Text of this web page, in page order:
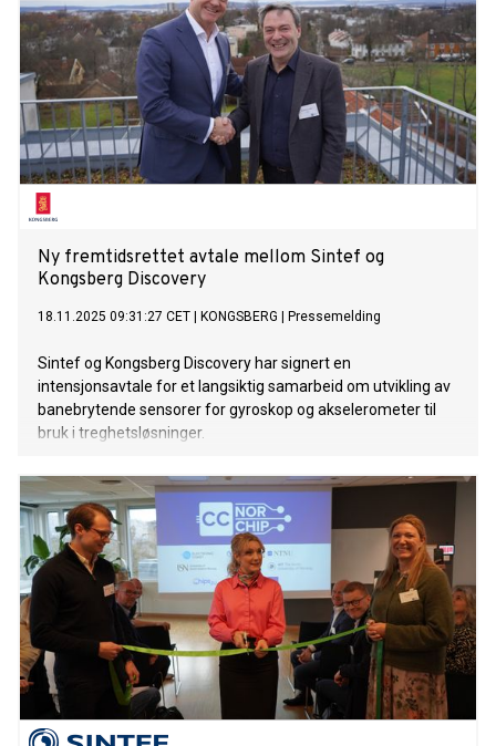
Ny fremtidsrettet avtale mellom Sintef og
Kongsberg Discovery
18.11.2025 09:31:27 CET KONGSBERG Pressemelding
Sintef og Kongsberg Discovery har signert en
intensjonsavtale for et langsiktig samarbeid om utvikling av
banebrytende sensorer for gyroskop og akselerometer til
bruk i treghetsløsninger.